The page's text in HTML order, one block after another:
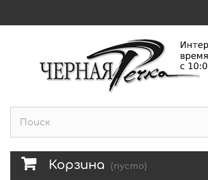
Корзина (пусто)